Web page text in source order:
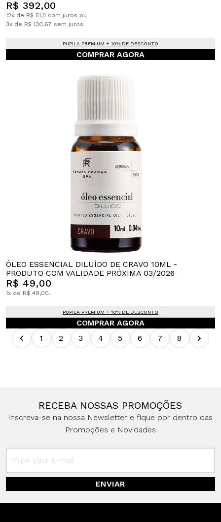
R$ 392,00
12x de R$ 51,11 com juros ou
3x de R$ 130,67 sem juros.
PUPILA PREMIUM + 10% DE DESCONTO
COMPRAR AGORA
ÓLEO ESSENCIAL DILUÍDO DE CRAVO 10ML -
PRODUTO COM VALIDADE PRÓXIMA 03/2026
R$ 49,00
1x de R$ 49,00.
PUPILA PREMIUM + 10% DE DESCONTO
COMPRAR AGORA
1
2 3 4 5 6 7 8
RECEBA NOSSAS PROMOÇÕES
Inscreva-se na nossa Newsletter e fique por dentro das
Promoções e Novidades
ENVIAR